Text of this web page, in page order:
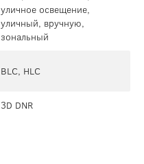
уличное освещение,
уличный, вручную,
зональный
BLC, HLC
3D DNR